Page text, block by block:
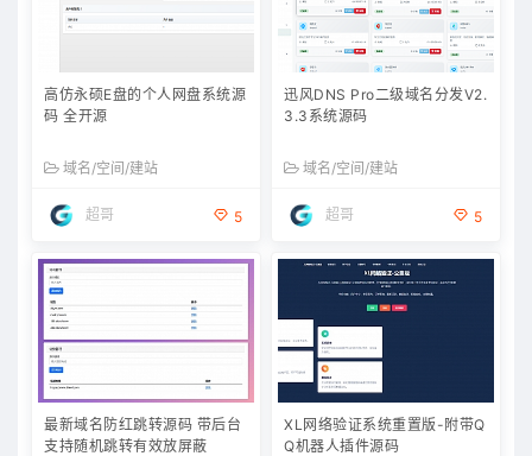
高仿永硕E盘的个人网盘系统源
码 全开源
域名/空间/建站
超哥 5
迅风DNS Pro二级域名分发V2.
3.3系统源码
域名/空间/建站
超哥 5
最新域名防红跳转源码 带后台
支持随机跳转有效放屏蔽
XL网络验证系统重置版-附带Q
Q机器人插件源码